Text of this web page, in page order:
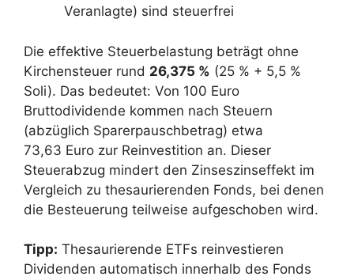
Veranlagte) sind steuerfrei
Die effektive Steuerbelastung beträgt ohne
Kirchensteuer rund 26,375 % (25 % + 5,5 %
Soli). Das bedeutet: Von 100 Euro
Bruttodividende kommen nach Steuern
(abzüglich Sparerpauschbetrag) etwa
73,63 Euro zur Reinvestition an. Dieser
Steuerabzug mindert den Zinseszinseffekt im
Vergleich zu thesaurierenden Fonds, bei denen
die Besteuerung teilweise aufgeschoben wird.
Tipp: Thesaurierende ETFs reinvestieren
Dividenden automatisch innerhalb des Fonds